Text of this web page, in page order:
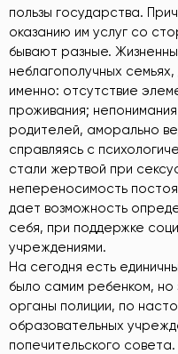
пользы государства.
оказанию им услуг со
бывают разные.
неблагополучных
именно: отсутствие
проживания;
родителей, аморально
справляясь с
стали жертвой при
непереносимость
дает возможность
себя, при поддержке
учреждениями.
На сегодня есть
было самим ребенком,
органы полиции, по
образовательных
попечительского